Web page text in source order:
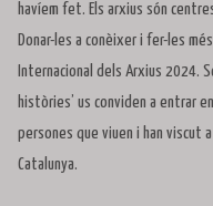
havíem fet. Els arxius són
Donar-les a conèixer i fer-les
Internacional dels Arxius 2024.
històries’ us conviden a entrar
persones que viuen i han viscut
Catalunya.